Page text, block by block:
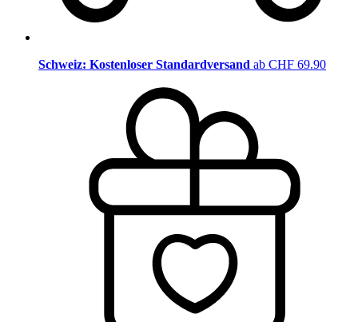
Schweiz: Kostenloser Standardversand ab CHF 69.90